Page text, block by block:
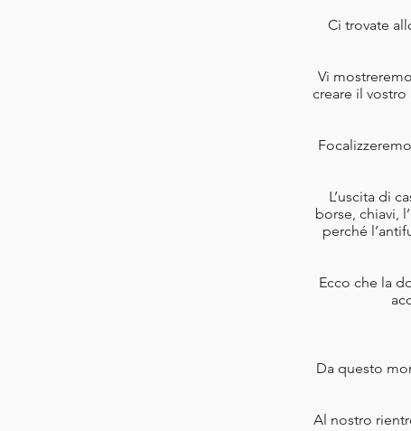
Ci trovate
Vi
creare il
L’uscita di
borse, chiavi,
perché
Ecco che la
Da questo
Al nostro